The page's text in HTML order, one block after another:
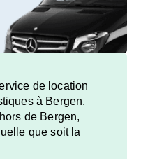
de location
à Bergen.
de Bergen,
que soit la